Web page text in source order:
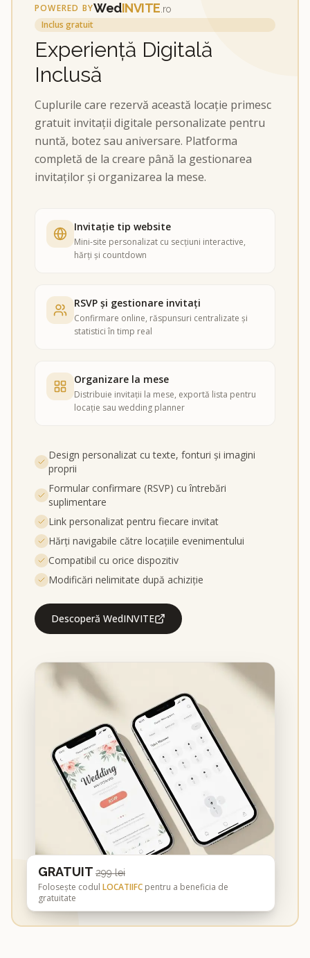
POWERED BYWedINVITE .ro
Inclus gratuit
Experiență Digitală
Inclusă
Cuplurile care rezervă această locație primesc
gratuit invitații digitale personalizate pentru
nuntă, botez sau aniversare. Platforma
completă de la creare până la gestionarea
invitaților și organizarea la mese.
Invitație tip website
Mini-site personalizat cu secțiuni interactive,
hărți și countdown
RSVP și gestionare invitați
Confirmare online, răspunsuri centralizate și
statistici în timp real
Organizare la mese
Distribuie invitații la mese, exportă lista pentru
locație sau wedding planner
Design personalizat cu texte, fonturi și imagini
proprii
Formular confirmare (RSVP) cu întrebări
suplimentare
Link personalizat pentru fiecare invitat
Hărți navigabile către locațiile evenimentului
Compatibil cu orice dispozitiv
Modificări nelimitate după achiziție
Descoperă WedINVITE
GRATUIT 299 lei
Folosește codul LOCATIIFC pentru a beneficia de
gratuitate